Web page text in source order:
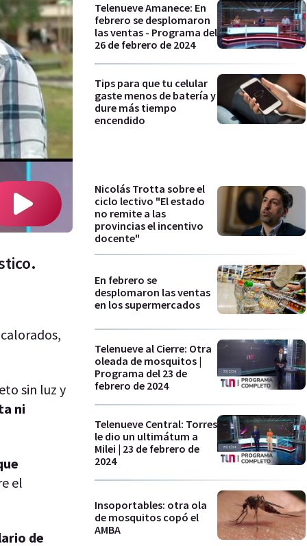
sin luz y
ni
el
de
Telenueve Amanece: En
febrero se desplomaron
las ventas - Programa del
26 de febrero de 2024
Tips para que tu celular
gaste menos de batería y
dure más tiempo
encendido
Nicolás Trotta sobre el
ciclo lectivo "El estado
no remite a las
provincias el incentivo
docente"
En febrero se
desplomaron las ventas
en los supermercados
Telenueve al Cierre: Otra
oleada de mosquitos |
Programa del 23 de
febrero de 2024
Telenueve Central: Torres
le dio un ultimátum a
Milei | 23 de febrero de
2024
Insoportables: otra ola
de mosquitos copó el
AMBA